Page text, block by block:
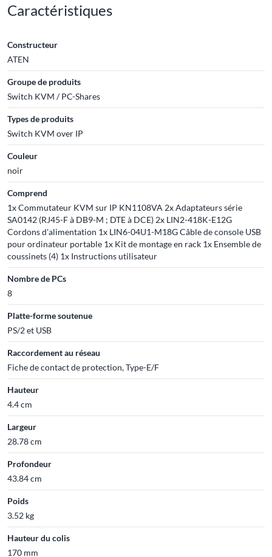
Caractéristiques
Constructeur
ATEN
Groupe de produits
Switch KVM / PC-Shares
Types de produits
Switch KVM over IP
Couleur
noir
Comprend
1x Commutateur KVM sur IP KN1108VA 2x Adaptateurs série
SA0142 (RJ45-F à DB9-M ; DTE à DCE) 2x LIN2-418K-E12G
Cordons d'alimentation 1x LIN6-04U1-M18G Câble de console USB
pour ordinateur portable 1x Kit de montage en rack 1x Ensemble de
coussinets (4) 1x Instructions utilisateur
Nombre de PCs
8
Platte-forme soutenue
PS/2 et USB
Raccordement au réseau
Fiche de contact de protection, Type-E/F
Hauteur
4.4 cm
Largeur
28.78 cm
Profondeur
43.84 cm
Poids
3.52 kg
Hauteur du colis
170 mm